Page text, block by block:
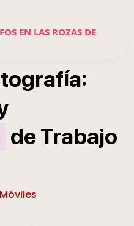
EN LAS ROZAS DE
ía:
deTrabajo